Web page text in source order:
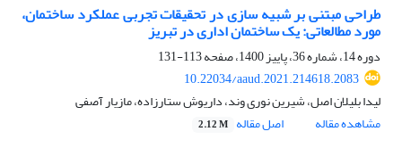
طراحی مبتنی بر شبیه سازی در تحقیقات تجربی عملکرد ساختمان،
مورد مطالعاتی: یک ساختمان اداری در تبریز
دوره 14، شماره 36، پاییز 1400، صفحه
113-131
10.22034/aaud.2021.214618.2083
لیدا بلیلان اصل، شیرین نوری وند، داریوش ستارزاده، مازیار آصفی
مشاهده مقاله
اصل مقاله 2.12 M